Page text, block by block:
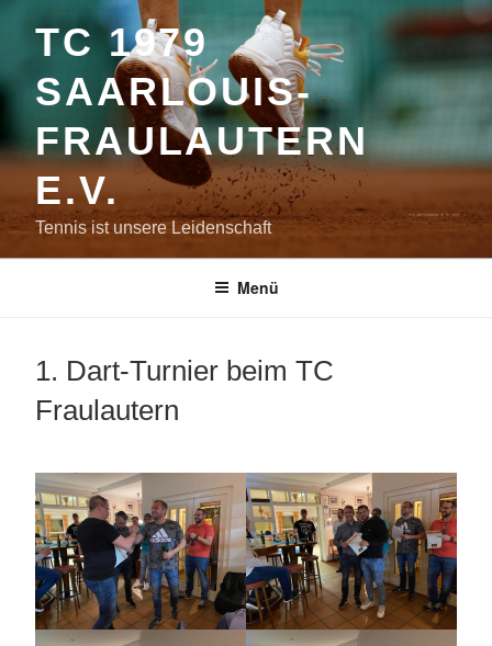
InhaltTC 1979
SAARLOUIS-
FRAULAUTERN
E.V.
Tennis ist unsere Leidenschaft
Menü
1. Dart-Turnier beim TC
Fraulautern